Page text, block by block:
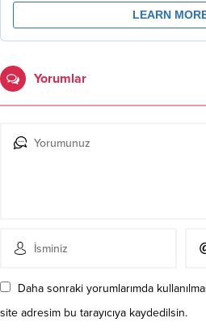
Yorumlar
Daha sonraki yorumlarımda
site adresim bu tarayıcıya kaydedilsin.